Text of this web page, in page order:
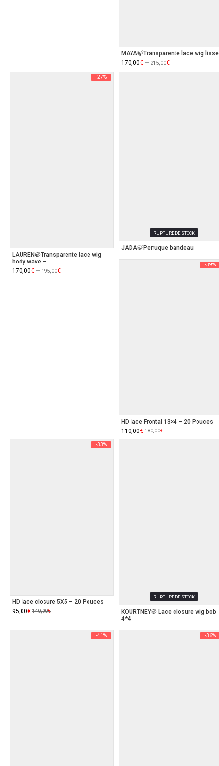
MAYA🍃Transparente lace wig lisse
170,00€ – 215,00€
-27%
LAUREN🍃Transparente lace wig
body wave –
170,00€ – 195,00€
RUPTURE DE STOCK
JADA🍃Perruque bandeau
-39%
HD lace Frontal 13×4 – 20 Pouces
180,00€
Le
110,00€
Le
-33%
HD lace closure 5X5 – 20 Pouces
140,00€
Le
était :
95,00€
Le
est :
RUPTURE DE STOCK
KOURTNEY🍃 Lace closure wig bob
4*4
-41% -36%